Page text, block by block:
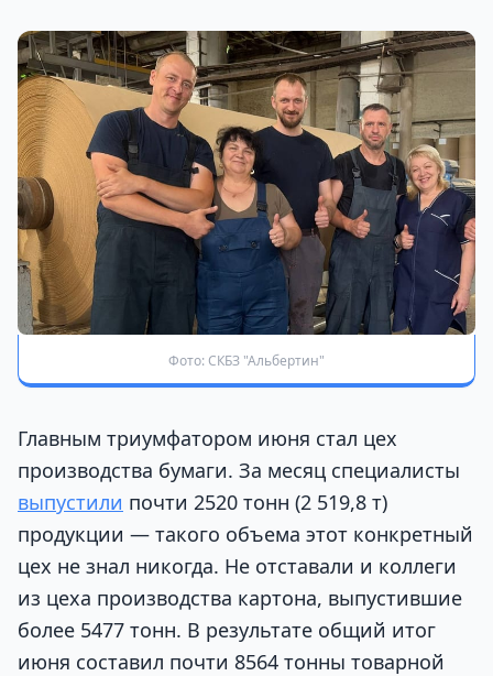
Фото: СКБЗ "Альбертин"
Главным триумфатором июня стал цех
производства бумаги. За месяц специалисты
выпустили почти 2520 тонн (2 519,8 т)
продукции — такого объема этот конкретный
цех не знал никогда. Не отставали и коллеги
из цеха производства картона, выпустившие
более 5477 тонн. В результате общий итог
июня составил почти 8564 тонны товарной